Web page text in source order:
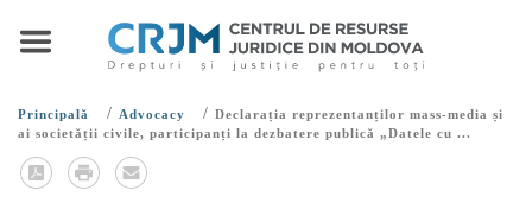
Principală / Advocacy / Declarația reprezentanților mass-media și
ai societății civile, participanți la dezbatere publică „Datele cu ...